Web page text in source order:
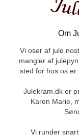
Om
Vi oser af jule
mangler af
sted for hos os er
Julekram.dk er
Karen Marie,
Vi runder